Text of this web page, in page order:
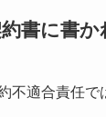
書に書
不適合責任で